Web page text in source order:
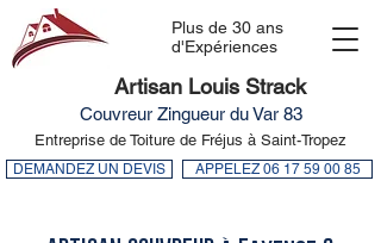
Plus de 30 ans
d'Expériences
Artisan Louis Strack
Couvreur Zingueur du Var 83
Entreprise de Toiture de Fréjus à Saint-Tropez
DEMANDEZ UN DEVIS APPELEZ 06 17 59 00 85